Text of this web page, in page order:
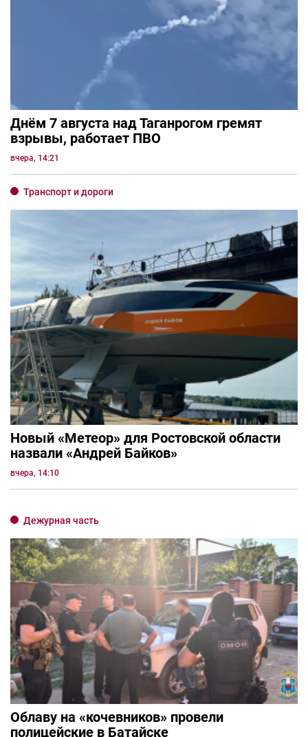
Днём 7 августа над Таганрогом гремят
взрывы, работает ПВО
вчера, 14:21
Транспорт и дороги
Новый «Метеор» для Ростовской области
назвали «Андрей Байков»
вчера, 14:10
Дежурная часть
Облаву на «кочевников» провели
полицейские в Батайске